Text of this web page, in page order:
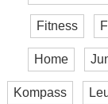
Fitness
Home
Kompass